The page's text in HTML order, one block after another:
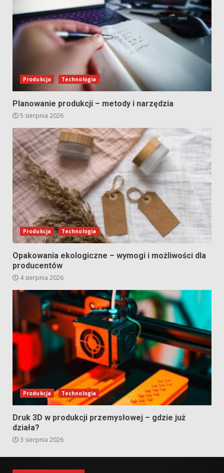
Produkcja Technologia
Planowanie produkcji – metody i narzędzia
5 sierpnia 2026
Produkcja Technologia
Opakowania ekologiczne – wymogi i możliwości dla
producentów
4 sierpnia 2026
Produkcja Technologia
Druk 3D w produkcji przemysłowej – gdzie już
działa?
3 sierpnia 2026